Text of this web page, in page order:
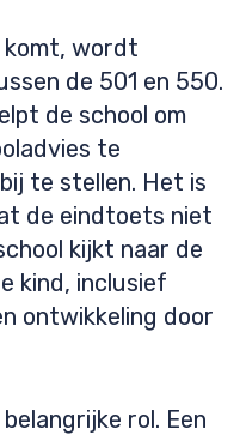
komt, wordt
de 501 en 550.
de school om
te
te stellen. Het is
de eindtoets niet
kijkt naar de
kind, inclusief
ontwikkeling door
rol. Een